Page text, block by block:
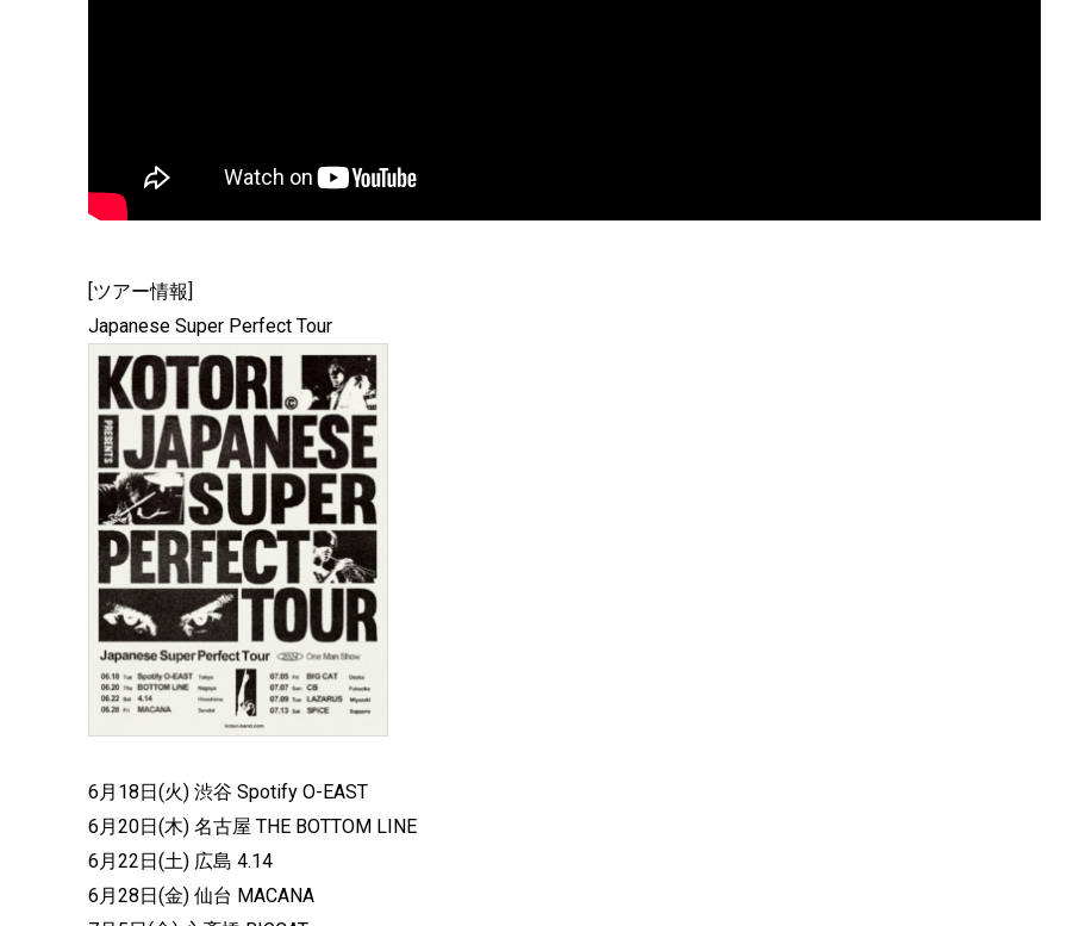
[ツアー情報]
Japanese Super Perfect Tour
6月18日(火) 渋谷 Spotify O-EAST
6月20日(木) 名古屋 THE BOTTOM LINE
6月22日(土) 広島 4.14
6月28日(金) 仙台 MACANA